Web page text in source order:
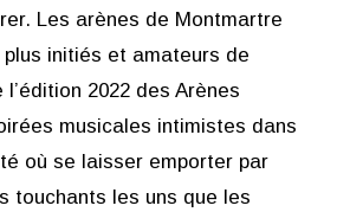
Les arènes de Montmartre
initiés et amateurs de
2022 des Arènes
musicales intimistes dans
où se laisser emporter par
touchants les uns que les